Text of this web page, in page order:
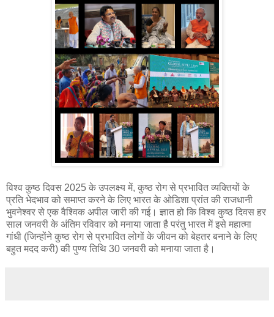
विश्व कुष्ठ दिवस 2025 के उपलक्ष्य में, कुष्ठ रोग से प्रभावित व्यक्तियों के
प्रति भेदभाव को समाप्त करने के लिए भारत के ओडिशा प्रांत की राजधानी
भुवनेश्वर से एक वैश्विक अपील जारी की गई। ज्ञात हो कि विश्व कुष्ठ दिवस हर
साल जनवरी के अंतिम रविवार को मनाया जाता है परंतु भारत में इसे महात्मा
गांधी (जिन्होंने कुष्ठ रोग से प्रभावित लोगों के जीवन को बेहतर बनाने के लिए
बहुत मदद करी) की पुण्य तिथि 30 जनवरी को मनाया जाता है।